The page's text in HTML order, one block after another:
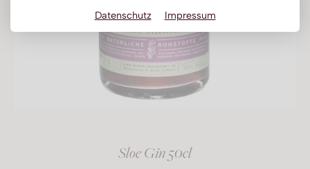
Datenschutz Impressum
Sloe Gin 50cl